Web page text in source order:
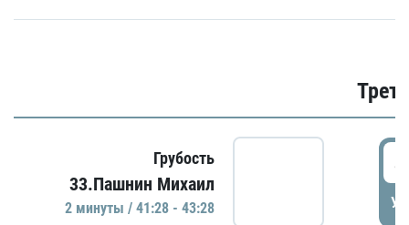
Грубость
33.Пашнин Михаил
2 минуты / 41:28 - 43:28